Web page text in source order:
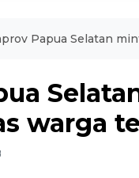
Papua Selatan
warga